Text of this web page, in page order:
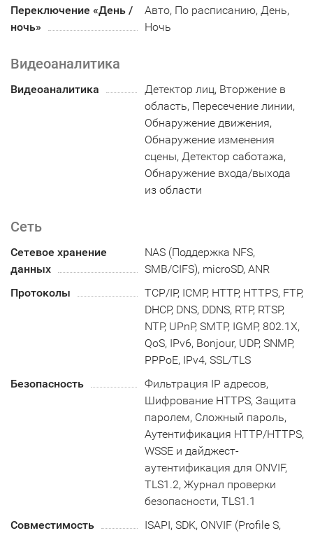
Переключение «День /
ночь»
Авто, По расписанию, День,
Ночь
Видеоаналитика
Видеоаналитика
Детектор лиц, Вторжение в
область, Пересечение линии,
Обнаружение движения,
Обнаружение изменения
сцены, Детектор саботажа,
Обнаружение входа/выхода
из области
Сеть
Сетевое хранение
данных
NAS (Поддержка NFS,
SMB/CIFS), microSD, ANR
Протоколы
TCP/IP, ICMP, HTTP, HTTPS, FTP,
DHCP, DNS, DDNS, RTP, RTSP,
NTP, UPnP, SMTP, IGMP, 802.1X,
QoS, IPv6, Bonjour, UDP, SNMP,
PPPoE, IPv4, SSL/TLS
Безопасность
Фильтрация IP адресов,
Шифрование HTTPS, Защита
паролем, Сложный пароль,
Аутентификация HTTP/HTTPS,
WSSE и дайджест-
аутентификация для ONVIF,
TLS1.2, Журнал проверки
безопасности, TLS1.1
Совместимость
ISAPI, SDK, ONVIF (Profile S,